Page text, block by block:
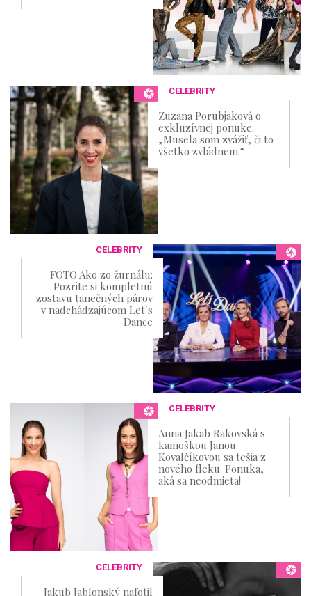
CELEBRITY
Zuzana Porubjaková o
exkluzívnej ponuke:
„Musela som zvážiť, či to
všetko zvládnem.“​​
CELEBRITY
FOTO Ako zo žurnálu:
Pozrite si kompletnú
zostavu tanečných párov
v nadchádzajúcom Let´s
Dance
CELEBRITY
Anna Jakab Rakovská s
kamoškou Janou
Kovalčíkovou sa tešia z
nového fleku. Ponuka,
aká sa neodmieta!
CELEBRITY
Jakub Jablonský nafotil